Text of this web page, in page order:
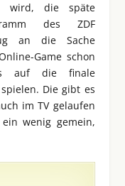
wird, die späte
des ZDF
an die Sache
Game schon
auf die finale
Die gibt es
im TV gelaufen
wenig gemein,